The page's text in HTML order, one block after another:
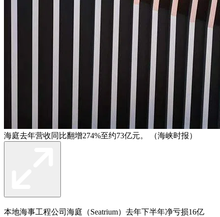
海庭去年营收同比翻增274%至约73亿元。 （海峡时报）
本地海事工程公司海庭（Seatrium）去年下半年净亏损16亿